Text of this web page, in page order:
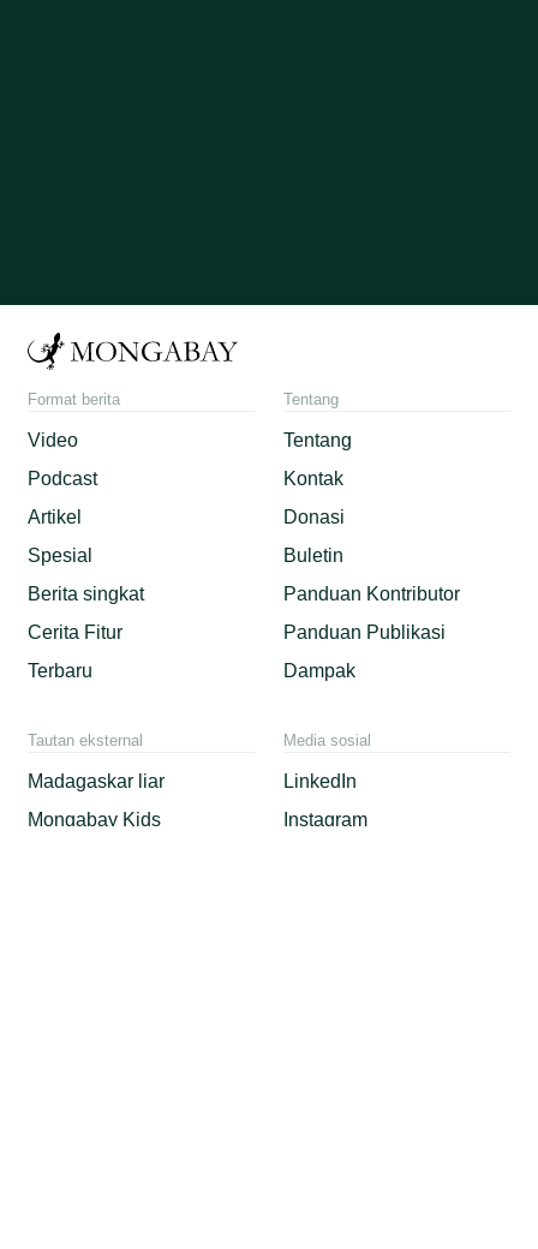
Format berita
Video
Podcast
Artikel
Spesial
Berita singkat
Cerita Fitur
Terbaru
Tentang
Tentang
Kontak
Donasi
Buletin
Panduan Kontributor
Panduan Publikasi
Dampak
Tautan eksternal
Madagaskar liar
Mongabay Kids
Media sosial
LinkedIn
Instagram